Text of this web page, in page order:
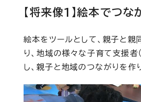
【将来像1】絵本でつ
絵本をツールとして、親子と親
り、地域の様々な子育て支援
し、親子と地域のつながりを作